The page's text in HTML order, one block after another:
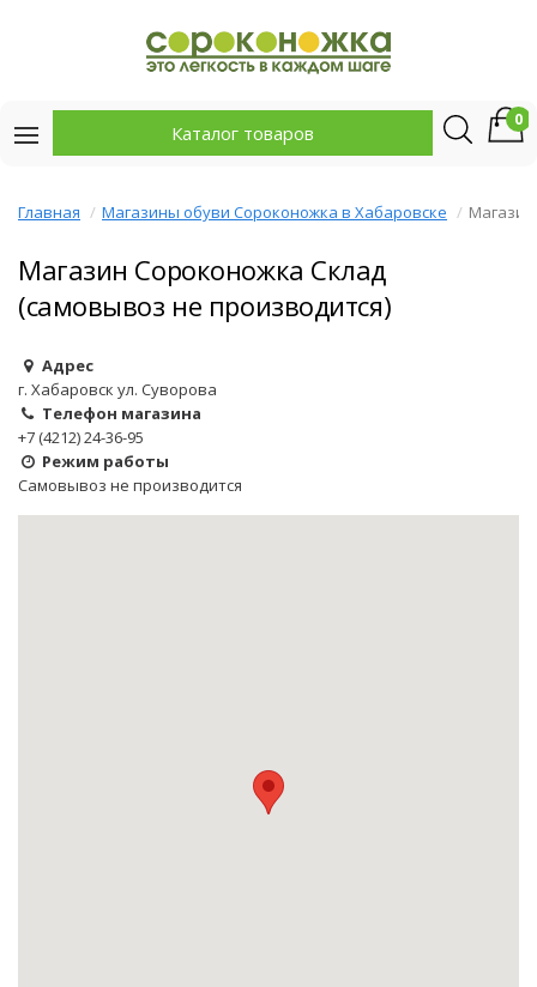
Каталог товаров
0
Главная Магазины обуви Сороконожка в Хабаровске
Магазин Сороконожка Склад
(самовывоз не производится)
Адрес
г. Хабаровск ул. Суворова
Телефон магазина
+7 (4212) 24-36-95
Режим работы
Самовывоз не производится